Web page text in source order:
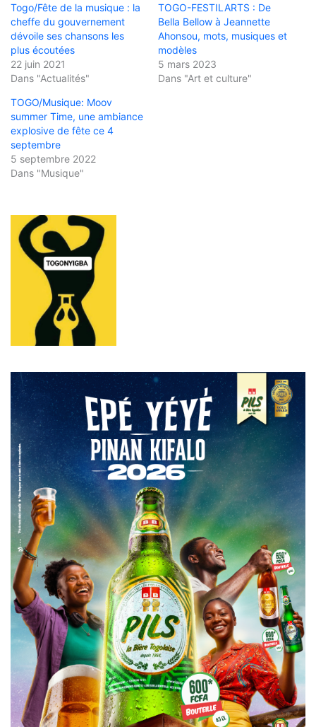
Togo/Fête de la musique : la
cheffe du gouvernement
dévoile ses chansons les
plus écoutées
22 juin 2021
Dans "Actualités"
TOGO-FESTILARTS : De
Bella Bellow à Jeannette
Ahonsou, mots, musiques et
modèles
5 mars 2023
Dans "Art et culture"
TOGO/Musique: Moov
summer Time, une ambiance
explosive de fête ce 4
septembre
5 septembre 2022
Dans "Musique"